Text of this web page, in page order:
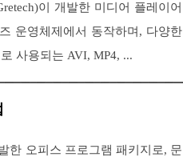
이 개발한 미디어 플레이어
운영체제에서 동작하며, 다양한
사용되는 AVI, MP4, ...
한 오피스 프로그램 패키지로, 문